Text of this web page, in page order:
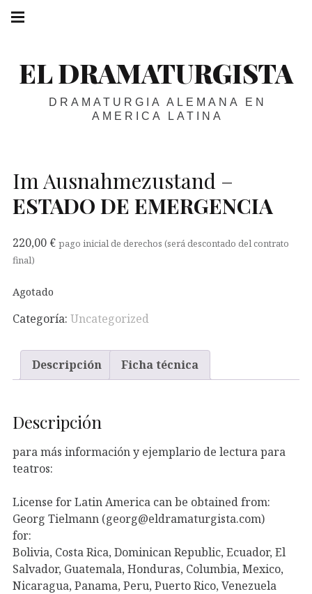
Skip
EL DRAMATURGISTA
DRAMATURGIA ALEMANA EN
AMERICA LATINA
navigation
Im Ausnahmezustand –
ESTADO DE EMERGENCIA
220,00 € pago inicial de derechos (será descontado del contrato
final)
Agotado
Categoría: Uncategorized
Descripción Ficha técnica
Descripción
para más información y ejemplario de lectura para
teatros:
License for Latin America can be obtained from:
Georg Tielmann (georg@eldramaturgista.com)
for:
Bolivia, Costa Rica, Dominican Republic, Ecuador, El
Salvador, Guatemala, Honduras, Columbia, Mexico,
Nicaragua, Panama, Peru, Puerto Rico, Venezuela